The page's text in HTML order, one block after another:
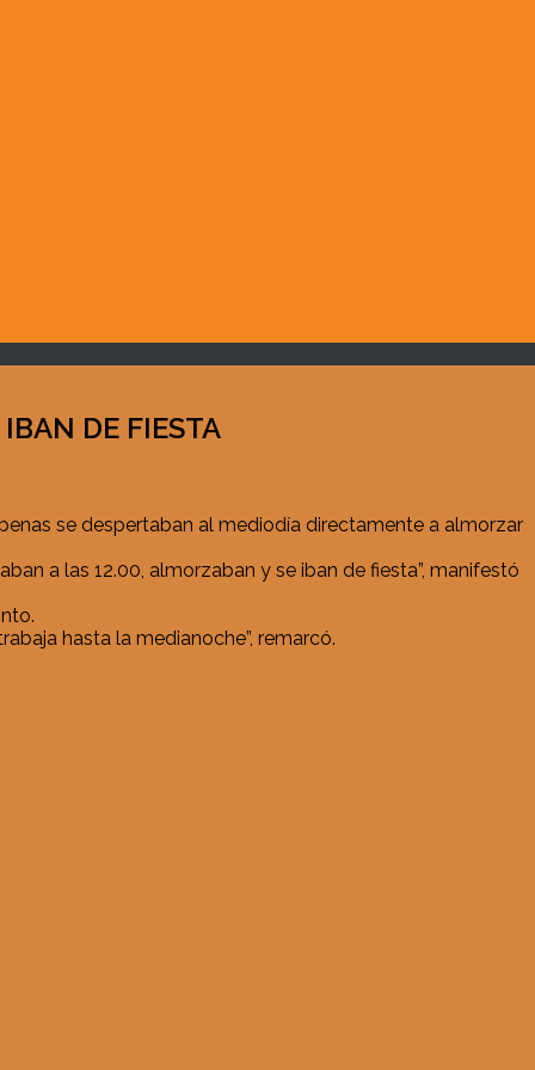
DE FIESTA
se despertaban al mediodía directamente a almorzar
a las 12.00, almorzaban y se iban de fiesta”, manifestó
hasta la medianoche”, remarcó.